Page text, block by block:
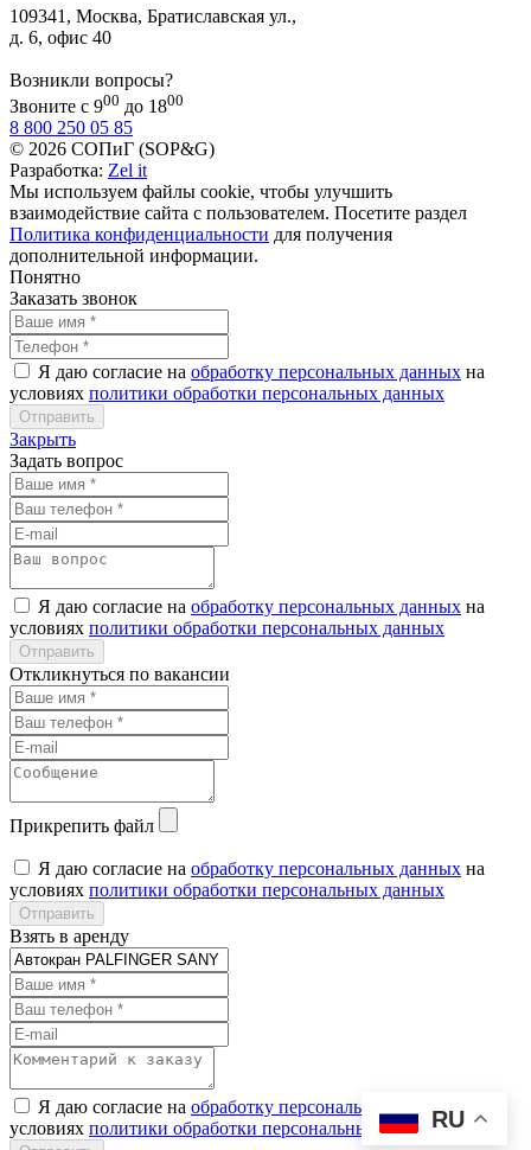
109341, Москва, Братиславская ул.,
д. 6, офис 40
Возникли вопросы?
Звоните с 900 до 1800
8 800 250 05 85
© 2026 СОПиГ (SOP&G)
Разработка: Zel it
Мы используем файлы cookie, чтобы улучшить
взаимодействие сайта с пользователем. Посетите раздел
Политика конфиденциальности для получения
дополнительной информации.
Понятно
Заказать звонок
Я даю согласие на обработку персональных данных на
условиях политики обработки персональных данных
Закрыть
Задать вопрос
Я даю согласие на обработку персональных данных на
условиях политики обработки персональных данных
Откликнуться по вакансии
Прикрепить файл
Я даю согласие на обработку персональных данных на
условиях политики обработки персональных данных
Взять в аренду
Я даю согласие на обработку персональных данныхна
условиях политики обработки персональных данныхRU